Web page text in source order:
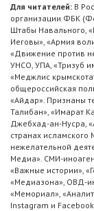
Для читателей: В
организации ФБК
Штабы Навального,
Иеговы», «Армия
«Движение против
УНСО, УПА, «Тризуб
«Меджлис
общероссийская
«Айдар». Признаны
Талибан», «Имарат
Джебхад-ан-Нусра,
странах исламского
нежелательной
Медиа». СМИ-
«Важные истории»,
«Медиазона», ОВД-
«Мемориал»,
Instagram и